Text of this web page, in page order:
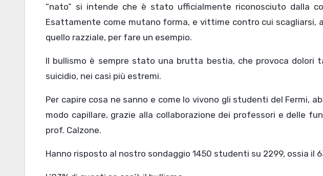
“nato” si intende che è stato ufficialmente riconosciuto dalla
Esattamente come mutano forma, e vittime contro cui scagliarsi,
quello razziale, per fare un esempio.
Il bullismo è sempre stato una brutta bestia, che provoca dolori
suicidio, nei casi più estremi.
Per capire cosa ne sanno e come lo vivono gli studenti del Fermi,
modo capillare, grazie alla collaborazione dei professori e delle
prof. Calzone.
Hanno risposto al nostro sondaggio 1450 studenti su 2299, ossia il